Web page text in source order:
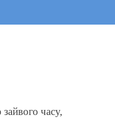
зайвого часу,